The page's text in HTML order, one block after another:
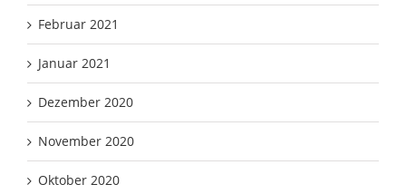
Februar 2021
Januar 2021
Dezember 2020
November 2020
Oktober 2020